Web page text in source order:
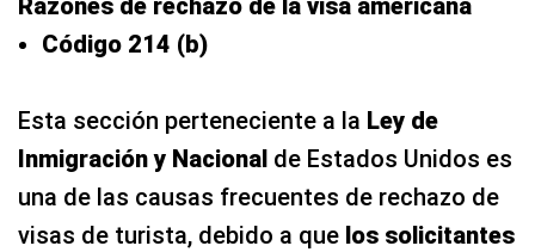
Razones de rechazo de la visa americana
Código 214 (b)
Esta sección perteneciente a la Ley de
Inmigración y Nacional de Estados Unidos es
una de las causas frecuentes de rechazo de
visas de turista, debido a que los solicitantes